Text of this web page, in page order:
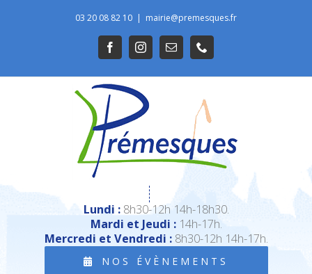
03 20 08 82 10 | mairie@premesques.fr
FacebookInstagramEmail
Lundi :8h30-12h 14h-18h30.
Mardi et Jeudi :14h-17h.
Mercredi et Vendredi :8h30-12h 14h-17h.
NOS ÉVÈNEMENTS